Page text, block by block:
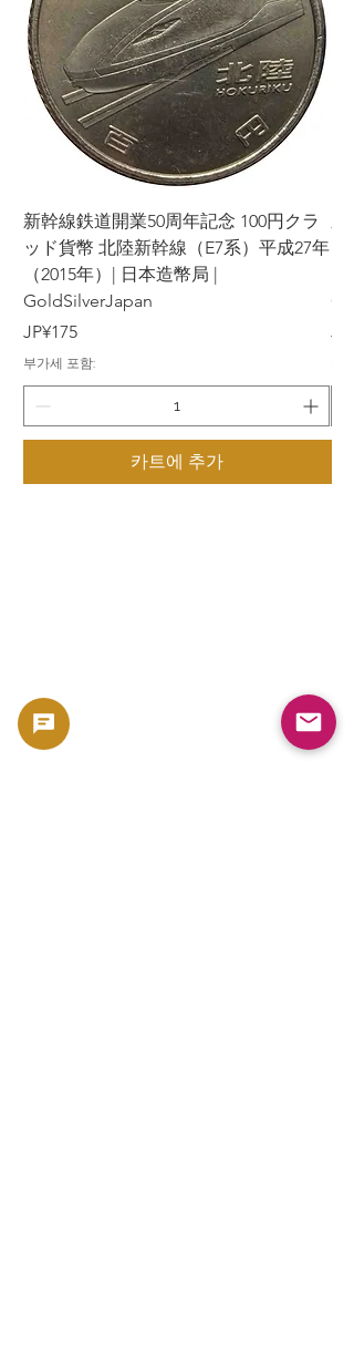
新幹線鉄道開業50周年記念 100円クラ
ッド貨幣 北陸新幹線（E7系）平成27年
（2015年）| 日本造幣局 |
GoldSilverJapan
가격
JP¥175
부가세 포함:
카트에 추가